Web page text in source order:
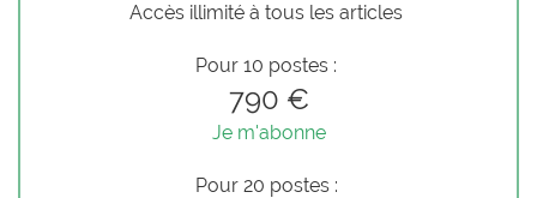
Accès illimité à tous les articles
Pour 10 postes :
790 €
Je m'abonne
Pour 20 postes :